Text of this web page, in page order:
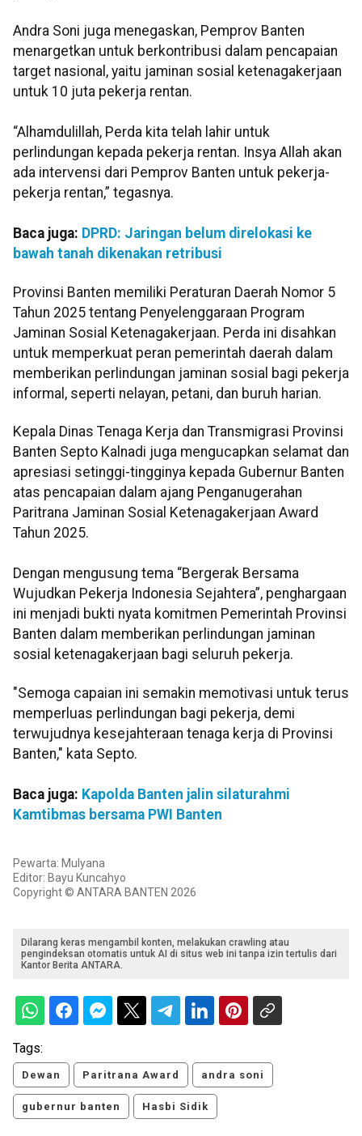
Andra Soni juga menegaskan, Pemprov Banten
menargetkan untuk berkontribusi dalam pencapaian
target nasional, yaitu jaminan sosial ketenagakerjaan
untuk 10 juta pekerja rentan.
“Alhamdulillah, Perda kita telah lahir untuk
perlindungan kepada pekerja rentan. Insya Allah akan
ada intervensi dari Pemprov Banten untuk pekerja-
pekerja rentan,” tegasnya.
Baca juga: DPRD: Jaringan belum direlokasi ke
bawah tanah dikenakan retribusi
Provinsi Banten memiliki Peraturan Daerah Nomor 5
Tahun 2025 tentang Penyelenggaraan Program
Jaminan Sosial Ketenagakerjaan. Perda ini disahkan
untuk memperkuat peran pemerintah daerah dalam
memberikan perlindungan jaminan sosial bagi pekerja
informal, seperti nelayan, petani, dan buruh harian.
Kepala Dinas Tenaga Kerja dan Transmigrasi Provinsi
Banten Septo Kalnadi juga mengucapkan selamat dan
apresiasi setinggi-tingginya kepada Gubernur Banten
atas pencapaian dalam ajang Penganugerahan
Paritrana Jaminan Sosial Ketenagakerjaan Award
Tahun 2025.
Dengan mengusung tema “Bergerak Bersama
Wujudkan Pekerja Indonesia Sejahtera”, penghargaan
ini menjadi bukti nyata komitmen Pemerintah Provinsi
Banten dalam memberikan perlindungan jaminan
sosial ketenagakerjaan bagi seluruh pekerja.
"Semoga capaian ini semakin memotivasi untuk terus
memperluas perlindungan bagi pekerja, demi
terwujudnya kesejahteraan tenaga kerja di Provinsi
Banten," kata Septo.
Baca juga: Kapolda Banten jalin silaturahmi
Kamtibmas bersama PWI Banten
Pewarta: Mulyana
Editor: Bayu Kuncahyo
Copyright © ANTARA BANTEN 2026
Dilarang keras mengambil konten, melakukan crawling atau
pengindeksan otomatis untuk AI di situs web ini tanpa izin tertulis dari
Kantor Berita ANTARA.
Tags:
Dewan Paritrana Award andra soni
gubernur banten Hasbi Sidik